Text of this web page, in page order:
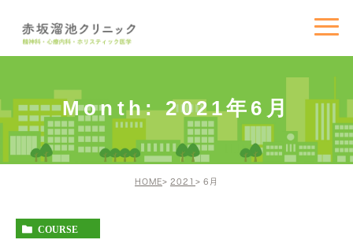
Month: 2021年6月
HOME 2021 6月
COURSE